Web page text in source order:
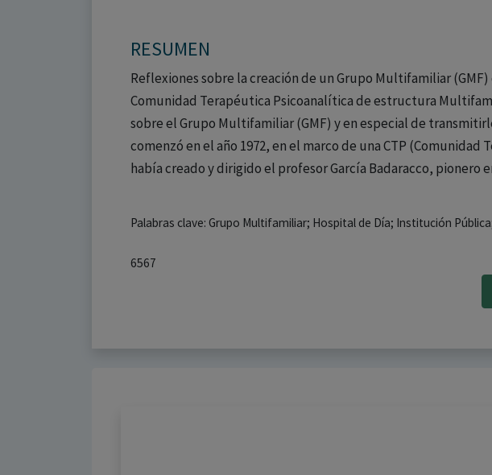
RESUMEN
Reflexiones sobre la creación de un Grupo Multifamiliar
Comunidad Terapéutica Psicoanalítica de estructura
sobre el Grupo Multifamiliar (GMF) y en especial de
comenzó en el año 1972, en el marco de una CTP
había creado y dirigido el profesor García Badaracco,
Palabras clave: Grupo Multifamiliar; Hospital de Día; Institución
6567